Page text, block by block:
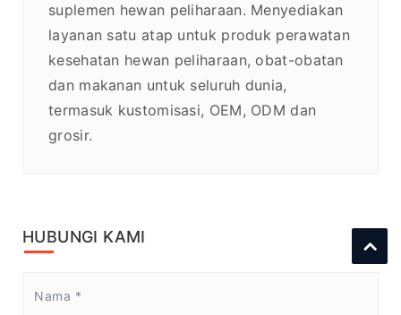
suplemen hewan peliharaan. Menyediakan
layanan satu atap untuk produk perawatan
kesehatan hewan peliharaan, obat-obatan
dan makanan untuk seluruh dunia,
termasuk kustomisasi, OEM, ODM dan
grosir.
HUBUNGI KAMI